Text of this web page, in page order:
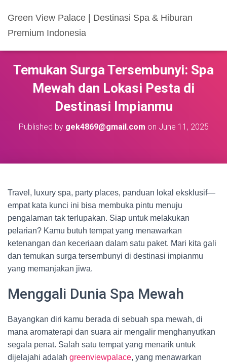
Green View Palace | Destinasi Spa & Hiburan
Premium Indonesia
Temukan Surga Tersembunyi: Spa
Mewah dan Lokasi Pesta di
Destinasi Impianmu
Published by gek4869@gmail.com on June 11, 2025
Travel, luxury spa, party places, panduan lokal eksklusif—
empat kata kunci ini bisa membuka pintu menuju
pengalaman tak terlupakan. Siap untuk melakukan
pelarian? Kamu butuh tempat yang menawarkan
ketenangan dan keceriaan dalam satu paket. Mari kita gali
dan temukan surga tersembunyi di destinasi impianmu
yang memanjakan jiwa.
Menggali Dunia Spa Mewah
Bayangkan diri kamu berada di sebuah spa mewah, di
mana aromaterapi dan suara air mengalir menghanyutkan
segala penat. Salah satu tempat yang menarik untuk
dijelajahi adalah greenviewpalace, yang menawarkan